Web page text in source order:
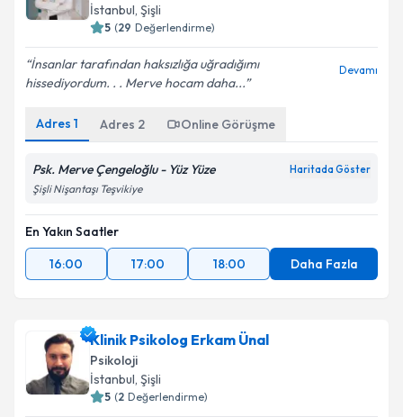
İstanbul, Şişli
5 (29 Değerlendirme)
İnsanlar tarafından haksızlığa uğradığımı
hissediyordum. . . Merve hocam daha...
Devamı
Adres 1 Adres 2 Online Görüşme
Psk. Merve Çengeloğlu - Yüz Yüze Haritada Göster
Şişli Nişantaşı Teşvikiye
En Yakın Saatler
16:00
17:00 18:00 Daha Fazla
Klinik Psikolog Erkam Ünal
Psikoloji
İstanbul, Şişli
5 (2 Değerlendirme)